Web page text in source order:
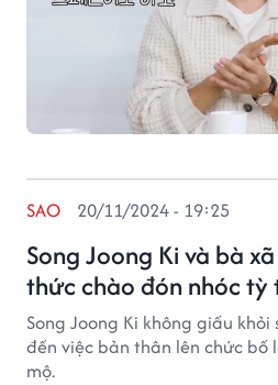
Song Joong Ki và bà
thức chào đón nhóc tỳ
SAO 20/11/2024 - 19:25
Song Joong Ki không giấu
đến việc bản thân lên chức bố
mộ.